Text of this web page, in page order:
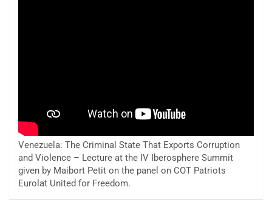
Venezuela: The Criminal State That Exports Corruption
and Violence – Lecture at the IV Iberosphere Summit
given by Maibort Petit on the panel on COT Patriots
Eurolat United for Freedom.